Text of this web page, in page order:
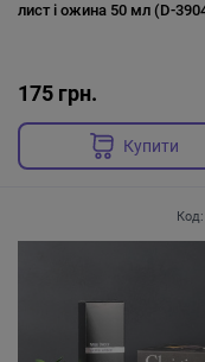
лист і ожина 50 мл (D-
175 грн.
Купити
Код: